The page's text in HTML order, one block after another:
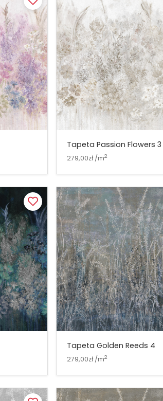
Tapeta Passion Flowers 3
279,00zł /m2
Tapeta Golden Reeds 4
279,00zł /m2